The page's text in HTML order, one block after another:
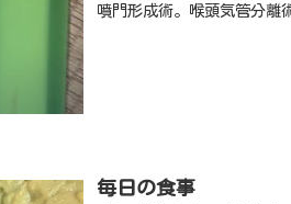
噴門形成術。喉頭気管分離
毎日の食事